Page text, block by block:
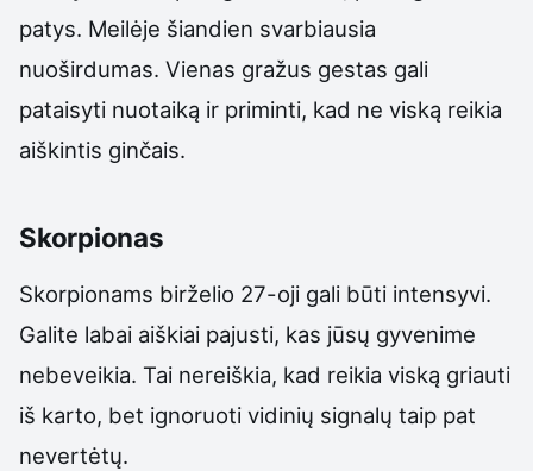
patys. Meilėje šiandien svarbiausia
nuoširdumas. Vienas gražus gestas gali
pataisyti nuotaiką ir priminti, kad ne viską reikia
aiškintis ginčais.
Skorpionas
Skorpionams birželio 27-oji gali būti intensyvi.
Galite labai aiškiai pajusti, kas jūsų gyvenime
nebeveikia. Tai nereiškia, kad reikia viską griauti
iš karto, bet ignoruoti vidinių signalų taip pat
nevertėtų.